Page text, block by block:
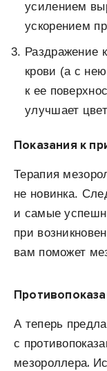
усилением
ускорением
Раздражение
крови (а с
к ее
улучшает
Показания к
Терапия
не новинка.
и самые
при
вам поможет
А теперь
с
мезороллера.